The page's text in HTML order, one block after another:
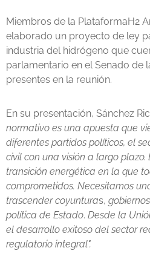
Miembros de la PlataformaH2
elaborado un proyecto de ley
industria del hidrógeno que
parlamentario en el Senado de
presentes en la reunión.
En su presentación, Sánchez
normativo es una apuesta que
diferentes partidos políticos, el
civil con una visión a largo
transición energética en la que
comprometidos. Necesitamos
trascender coyunturas,
política de Estado. Desde la
el desarrollo exitoso del sector
regulatorio integral".